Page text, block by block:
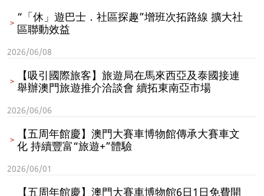
“「休」遊巴士．社區探趣”增班次拓路線 擴大社
區聯動效益
2026/06/08
【吸引國際旅客】旅遊局在馬來西亞及泰國接連
舉辦澳門旅遊推介洽談會 續拓東南亞市場
2026/06/06
【五周年館慶】澳門大賽車博物館傳承大賽車文
化 持續豐富“旅遊+”體驗
2026/06/01
【五周年館慶】澳門大賽車博物館6日1日免費開